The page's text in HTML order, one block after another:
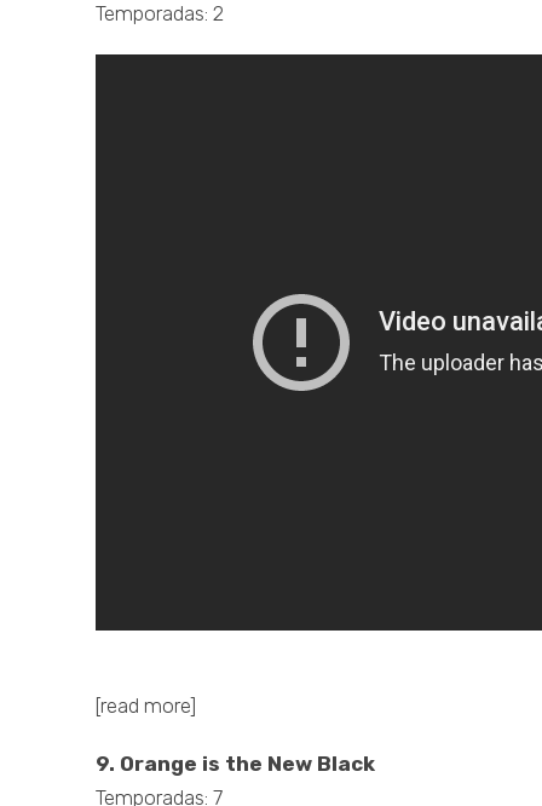
Temporadas: 2
[read more]
9. Orange is the New Black
Temporadas: 7